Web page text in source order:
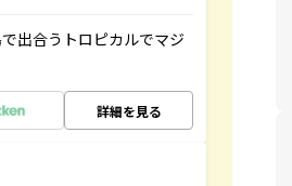
出合うトロピカルでマジ
詳細を見る